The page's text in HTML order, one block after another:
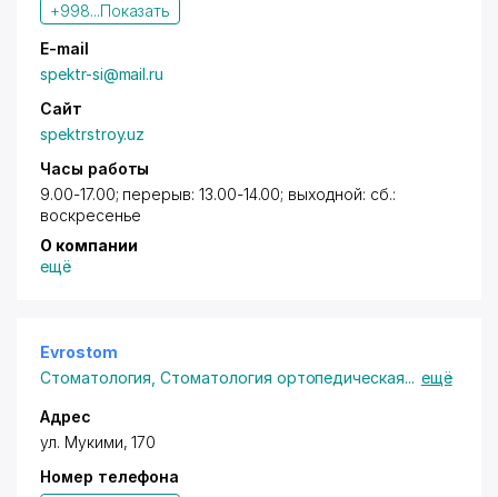
+998...Показать
E-mail
spektr-si@mail.ru
Сайт
spektrstroy.uz
Часы работы
9.00-17.00; перерыв: 13.00-14.00; выходной: сб.:
воскресенье
О компании
ещё
Evrostom
Стоматология ,Стоматология ортопедическая... ещё
Адрес
ул. Мукими, 170
Номер телефона